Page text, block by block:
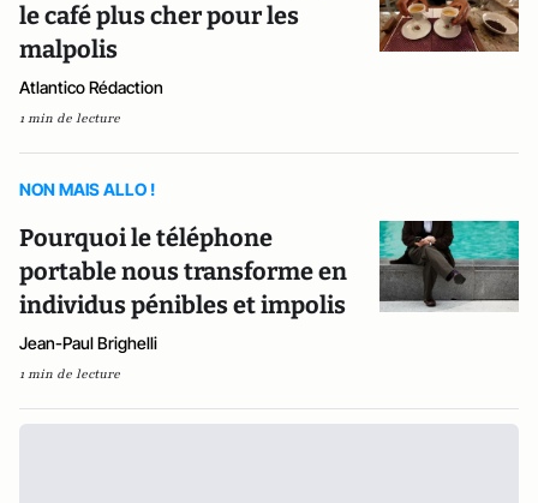
le café plus cher pour les
malpolis
Atlantico Rédaction
1 min de lecture
NON MAIS ALLO !
Pourquoi le téléphone
portable nous transforme en
individus pénibles et impolis
Jean-Paul Brighelli
1 min de lecture